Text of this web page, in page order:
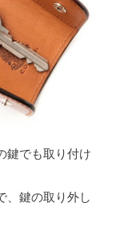
鍵でも取り付け
、鍵の取り外し